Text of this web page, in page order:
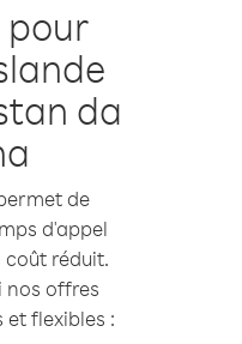
pour
da
de
d'appel
coût réduit.
nos offres
et flexibles :